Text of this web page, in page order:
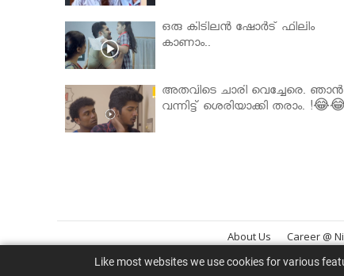
ഒരു കിടിലൻ ഷോർട് ഫിലിം
കാണാം..
അതവിടെ ചാരി വെച്ചേരെ. ഞാൻ
വന്നിട്ട് ശെരിയാക്കി തരാം.
About Us Career @
Like most websites we use cookies for various